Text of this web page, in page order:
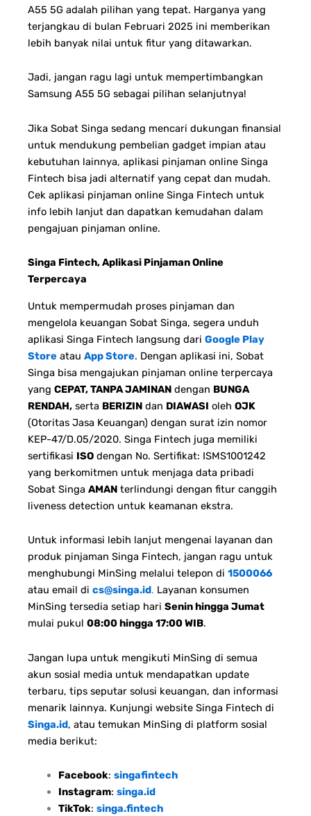
A55 5G adalah pilihan yang tepat. Harganya yang
terjangkau di bulan Februari 2025 ini memberikan
lebih banyak nilai untuk fitur yang ditawarkan.
Jadi, jangan ragu lagi untuk mempertimbangkan
Samsung A55 5G sebagai pilihan selanjutnya!
Jika Sobat Singa sedang mencari dukungan finansial
untuk mendukung pembelian gadget impian atau
kebutuhan lainnya, aplikasi pinjaman online Singa
Fintech bisa jadi alternatif yang cepat dan mudah.
Cek aplikasi pinjaman online Singa Fintech untuk
info lebih lanjut dan dapatkan kemudahan dalam
pengajuan pinjaman online.
Singa Fintech, Aplikasi Pinjaman Online
Terpercaya
Untuk mempermudah proses pinjaman dan
mengelola keuangan Sobat Singa, segera unduh
aplikasi Singa Fintech langsung dari Google Play
Store atau App Store. Dengan aplikasi ini, Sobat
Singa bisa mengajukan pinjaman online terpercaya
yang CEPAT, TANPA JAMINAN dengan BUNGA
RENDAH, serta BERIZIN dan DIAWASI oleh OJK
(Otoritas Jasa Keuangan) dengan surat izin nomor
KEP-47/D.05/2020. Singa Fintech juga memiliki
sertifikasi ISO dengan No. Sertifikat: ISMS1001242
yang berkomitmen untuk menjaga data pribadi
Sobat Singa AMAN terlindungi dengan fitur canggih
liveness detection untuk keamanan ekstra.
Untuk informasi lebih lanjut mengenai layanan dan
produk pinjaman Singa Fintech, jangan ragu untuk
menghubungi MinSing melalui telepon di 1500066
atau email di cs@singa.id. Layanan konsumen
MinSing tersedia setiap hari Senin hingga Jumat
mulai pukul 08:00 hingga 17:00 WIB.
Jangan lupa untuk mengikuti MinSing di semua
akun sosial media untuk mendapatkan update
terbaru, tips seputar solusi keuangan, dan informasi
menarik lainnya. Kunjungi website Singa Fintech di
Singa.id, atau temukan MinSing di platform sosial
media berikut:
Facebook: singafintech
Instagram: singa.id
TikTok: singa.fintech